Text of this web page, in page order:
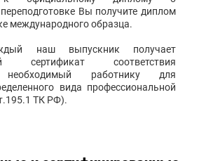
Вы получите диплом
международного образца.
наш выпускник получает
сертификат соответствия
необходимый работнику для
вида профессиональной
ТК РФ).